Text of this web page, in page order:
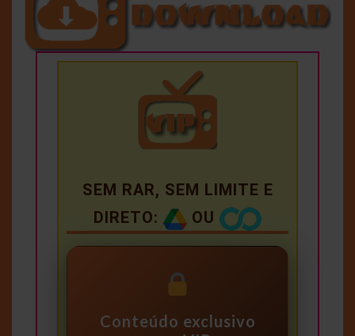
SEM RAR, SEM LIMITE E
DIRETO:
OU
Conteúdo exclusivo